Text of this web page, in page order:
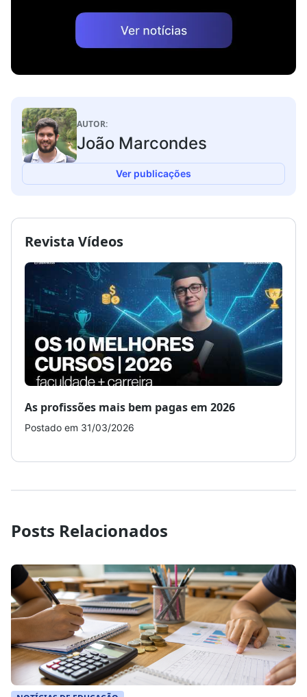
AUTOR:
João Marcondes
Ver publicações
Revista Vídeos
As profissões mais bem pagas em 2026
Postado em 31/03/2026
Posts Relacionados